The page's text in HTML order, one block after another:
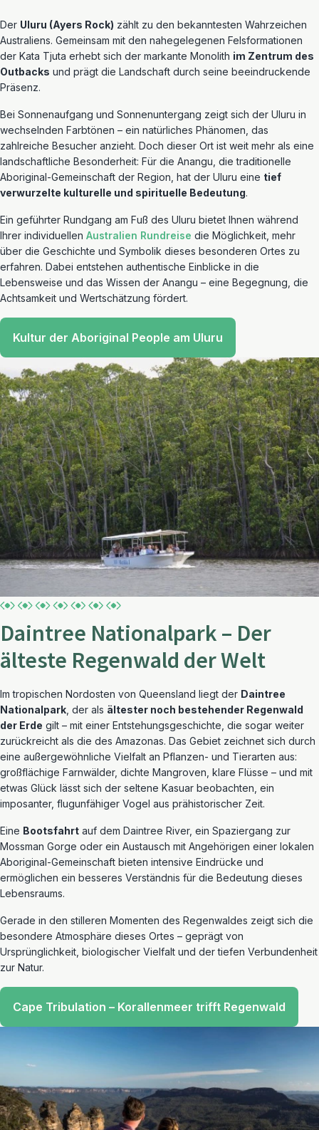
Der Uluru (Ayers Rock) zählt zu den bekanntesten Wahrzeichen
Australiens. Gemeinsam mit den nahegelegenen Felsformationen
der Kata Tjuta erhebt sich der markante Monolith im Zentrum des
Outbacks und prägt die Landschaft durch seine beeindruckende
Präsenz.
Bei Sonnenaufgang und Sonnenuntergang zeigt sich der Uluru in
wechselnden Farbtönen – ein natürliches Phänomen, das
zahlreiche Besucher anzieht. Doch dieser Ort ist weit mehr als eine
landschaftliche Besonderheit: Für die Anangu, die traditionelle
Aboriginal-Gemeinschaft der Region, hat der Uluru eine tief
verwurzelte kulturelle und spirituelle Bedeutung.
Ein geführter Rundgang am Fuß des Uluru bietet Ihnen während
Ihrer individuellen Australien Rundreise die Möglichkeit, mehr
über die Geschichte und Symbolik dieses besonderen Ortes zu
erfahren. Dabei entstehen authentische Einblicke in die
Lebensweise und das Wissen der Anangu – eine Begegnung, die
Achtsamkeit und Wertschätzung fördert.
Kultur der Aboriginal People am Uluru
Daintree Nationalpark – Der
älteste Regenwald der Welt
Im tropischen Nordosten von Queensland liegt der Daintree
Nationalpark , der als ältester noch bestehender Regenwald
der Erde gilt – mit einer Entstehungsgeschichte, die sogar weiter
zurückreicht als die des Amazonas. Das Gebiet zeichnet sich durch
eine außergewöhnliche Vielfalt an Pflanzen- und Tierarten aus:
großflächige Farnwälder, dichte Mangroven, klare Flüsse – und mit
etwas Glück lässt sich der seltene Kasuar beobachten, ein
imposanter, flugunfähiger Vogel aus prähistorischer Zeit.
Eine Bootsfahrt auf dem Daintree River, ein Spaziergang zur
Mossman Gorge oder ein Austausch mit Angehörigen einer lokalen
Aboriginal-Gemeinschaft bieten intensive Eindrücke und
ermöglichen ein besseres Verständnis für die Bedeutung dieses
Lebensraums.
Gerade in den stilleren Momenten des Regenwaldes zeigt sich die
besondere Atmosphäre dieses Ortes – geprägt von
Ursprünglichkeit, biologischer Vielfalt und der tiefen Verbundenheit
zur Natur.
Cape Tribulation – Korallenmeer trifft Regenwald